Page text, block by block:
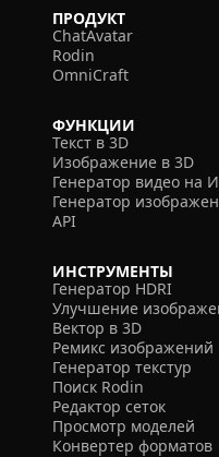
ПРОДУКТ
ChatAvatar
Rodin
OmniCraft
ФУНКЦИИ
Текст в 3D
Изображение в 3D
Генератор видео на
Генератор
API
ИНСТРУМЕНТЫ
Генератор HDRI
Улучшение
Вектор в 3D
Ремикс изображений
Генератор текстур
Поиск Rodin
Редактор сеток
Просмотр моделей
Конвертер форматов